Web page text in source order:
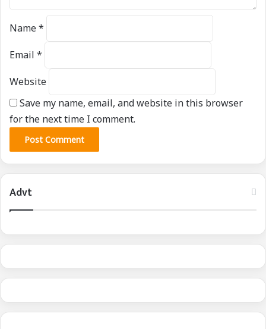
*
Name*
Email *
Website
Save my name, email, and website in this browser
for the next time I comment.
Advt